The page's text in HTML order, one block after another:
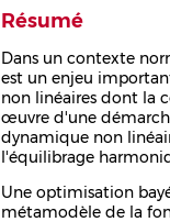
Résumé
Dans un contexte
est un enjeu
non linéaires dont la
œuvre d'une
dynamique non
l'équilibrage
Une optimisation
métamodèle de la